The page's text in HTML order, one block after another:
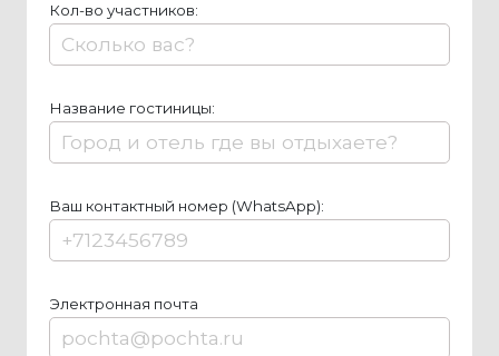
Кол-во участников:
Название гостиницы:
Ваш контактный номер (WhatsApp):
Элeктрoннaя пoчтa